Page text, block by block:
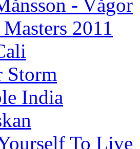
- Vågor
2011
Storm
India
To Live